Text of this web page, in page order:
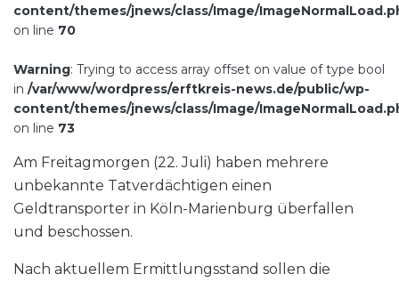
content/themes/jnews/class/Image/
on line 70
Warning: Trying to access array offset on value of type bool
in /var/www/wordpress/erftkreis-news.de/public/wp-
content/themes/jnews/class/Image/
on line 73
Am Freitagmorgen (22. Juli) haben mehrere
unbekannte Tatverdächtigen einen
Geldtransporter in Köln-Marienburg überfallen
und beschossen.
Nach aktuellem Ermittlungsstand sollen die